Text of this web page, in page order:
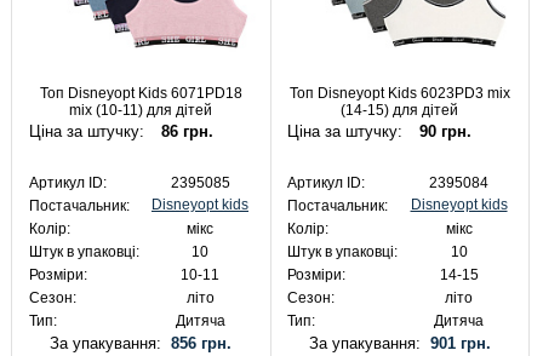
Топ Disneyopt Kids 6071PD18
mix (10-11) для дітей
Ціна за штучку: 86 грн.
Артикул ID:
2395085
Постачальник:
Disneyopt kids
Колір:
мікс
Штук в упаковці:
10
Розміри:
10-11
Сезон:
літо
Тип:
Дитяча
За упакування:856 грн.
Топ Disneyopt Kids 6023PD3 mix
(14-15) для дітей
Ціна за штучку: 90 грн.
Артикул ID:
2395084
Постачальник:
Disneyopt kids
Колір:
мікс
Штук в упаковці:
10
Розміри:
14-15
Сезон:
літо
Тип:
Дитяча
За упакування: 901 грн.